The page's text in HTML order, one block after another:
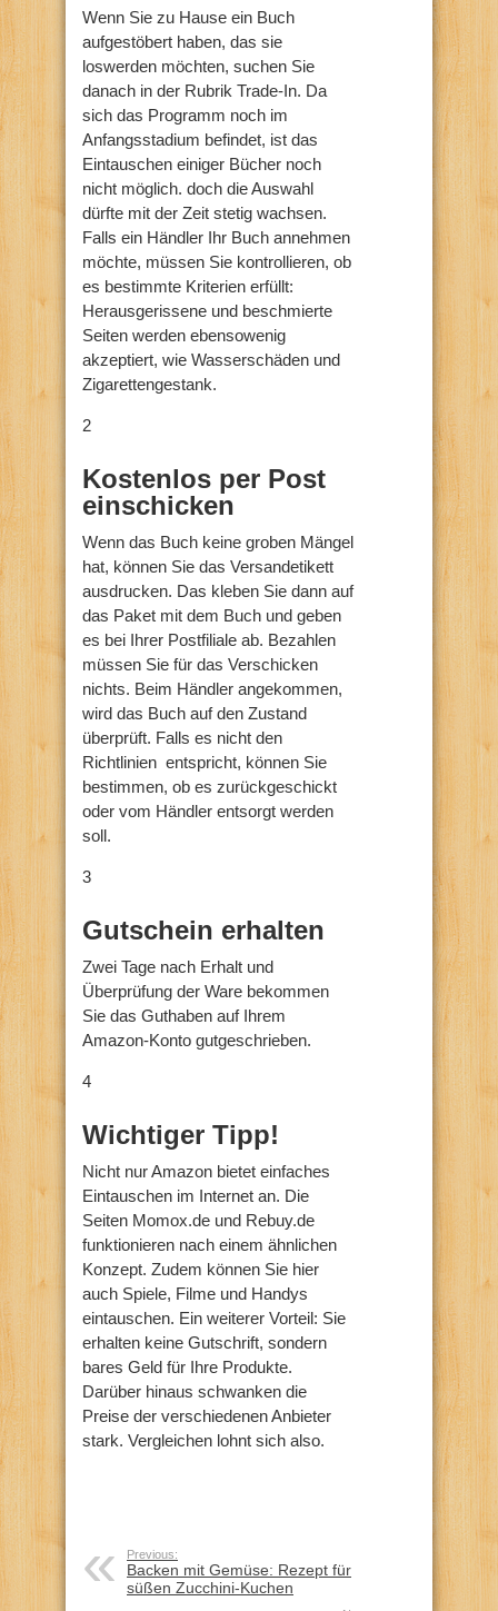
Wenn Sie zu Hause ein Buch
aufgestöbert haben, das sie
loswerden möchten, suchen Sie
danach in der Rubrik Trade-In. Da
sich das Programm noch im
Anfangsstadium befindet, ist das
Eintauschen einiger Bücher noch
nicht möglich. doch die Auswahl
dürfte mit der Zeit stetig wachsen.
Falls ein Händler Ihr Buch annehmen
möchte, müssen Sie kontrollieren, ob
es bestimmte Kriterien erfüllt:
Herausgerissene und beschmierte
Seiten werden ebensowenig
akzeptiert, wie Wasserschäden und
Zigarettengestank.
2
Kostenlos per Post
einschicken
Wenn das Buch keine groben Mängel
hat, können Sie das Versandetikett
ausdrucken. Das kleben Sie dann auf
das Paket mit dem Buch und geben
es bei Ihrer Postfiliale ab. Bezahlen
müssen Sie für das Verschicken
nichts. Beim Händler angekommen,
wird das Buch auf den Zustand
überprüft. Falls es nicht den
Richtlinien entspricht, können Sie
bestimmen, ob es zurückgeschickt
oder vom Händler entsorgt werden
soll.
3
Gutschein erhalten
Zwei Tage nach Erhalt und
Überprüfung der Ware bekommen
Sie das Guthaben auf Ihrem
Amazon-Konto gutgeschrieben.
4
Wichtiger Tipp!
Nicht nur Amazon bietet einfaches
Eintauschen im Internet an. Die
Seiten Momox.de und Rebuy.de
funktionieren nach einem ähnlichen
Konzept. Zudem können Sie hier
auch Spiele, Filme und Handys
eintauschen. Ein weiterer Vorteil: Sie
erhalten keine Gutschrift, sondern
bares Geld für Ihre Produkte.
Darüber hinaus schwanken die
Preise der verschiedenen Anbieter
stark. Vergleichen lohnt sich also.
Previous:
Backen mit Gemüse: Rezept für
süßen Zucchini-Kuchen